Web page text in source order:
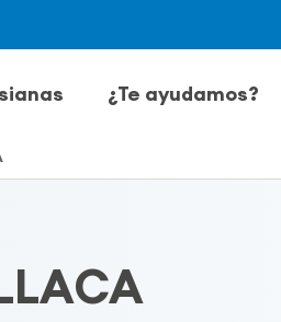
¿Te ayudamos?